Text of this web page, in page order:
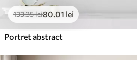
133.35lei80.01 lei
Portret abstract